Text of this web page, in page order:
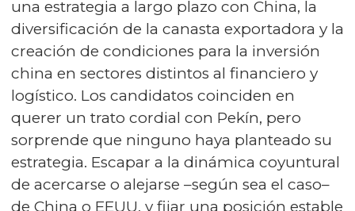
una estrategia a largo plazo con China, la
diversificación de la canasta exportadora y la
creación de condiciones para la inversión
china en sectores distintos al financiero y
logístico. Los candidatos coinciden en
querer un trato cordial con Pekín, pero
sorprende que ninguno haya planteado su
estrategia. Escapar a la dinámica coyuntural
de acercarse o alejarse –según sea el caso–
de China o EEUU, y fijar una posición estable